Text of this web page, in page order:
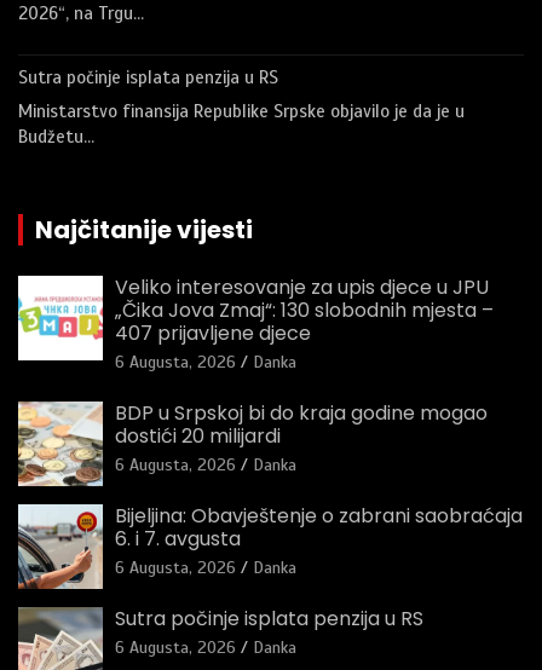
2026“, na Trgu…
Sutra počinje isplata penzija u RS
Ministarstvo finansija Republike Srpske objavilo je da je u
Budžetu…
Najčitanije vijesti
Veliko interesovanje za upis djece u JPU
„Čika Jova Zmaj“: 130 slobodnih mjesta –
407 prijavljene djece
6 Augusta, 2026 Danka
BDP u Srpskoj bi do kraja godine mogao
dostići 20 milijardi
6 Augusta, 2026 Danka
Bijeljina: Obavještenje o zabrani saobraćaja
6. i 7. avgusta
6 Augusta, 2026 Danka
Sutra počinje isplata penzija u RS
6 Augusta, 2026 Danka